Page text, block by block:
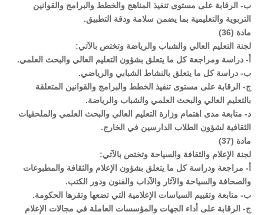
ب‌- الرقابة على مستوى تنفيذ المناهج والخطط والبرامج والقوانين
التربوية والتعليمية بما يضمن سلامة ودقة التطبيق.
مادة (36)
لجنة التعليم العالي والشباب والرياضة وتختص بالآتي:
‌أ- دراسة ومراجعة كل ما يتعلق بشؤون التعليم العالي والبحث العلمي.
‌ب- دراسة كل ما يتعلق بالنشاط الشبابي والرياضي.
‌ج- الرقابة على مستوى تنفيذ الخطط والبرامج والقوانين المتعلقة
بالتعليم العالي والبحث العلمي والشباب والرياضة.
‌د- متابعة مدى اهتمام وزارة التعليم العالي والبحث العلمي والملحقيات
الثقافية لشؤون الطلاب الدارسين في الخارج.
مادة (37)
لجنة الإعلام والثقافة والسياحة وتختص بالآتي:
‌أ- مراجعة ودراسة كل ما يتعلق بشؤون الإعلام والثقافة والمطبوعات
والصحافة والسياحة والآثار والآداب والفنون ودور الكتب.
‌ب- متابعة وتقييم السياسات الإعلامية التي تضعها وتقرها الحكومة.
‌ج- الرقابة على أداء الجهات والمؤسسات العاملة في مجالات الإعلام